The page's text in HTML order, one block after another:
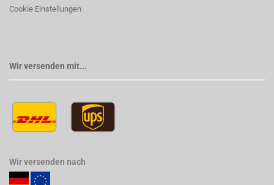
Cookie Einstellungen
Wir versenden mit...
Wir versenden nach